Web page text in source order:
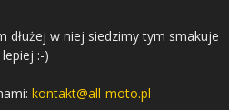
dłużej w niej siedzimy tym smakuje
lepiej :-)
kontakt@all-moto.pl